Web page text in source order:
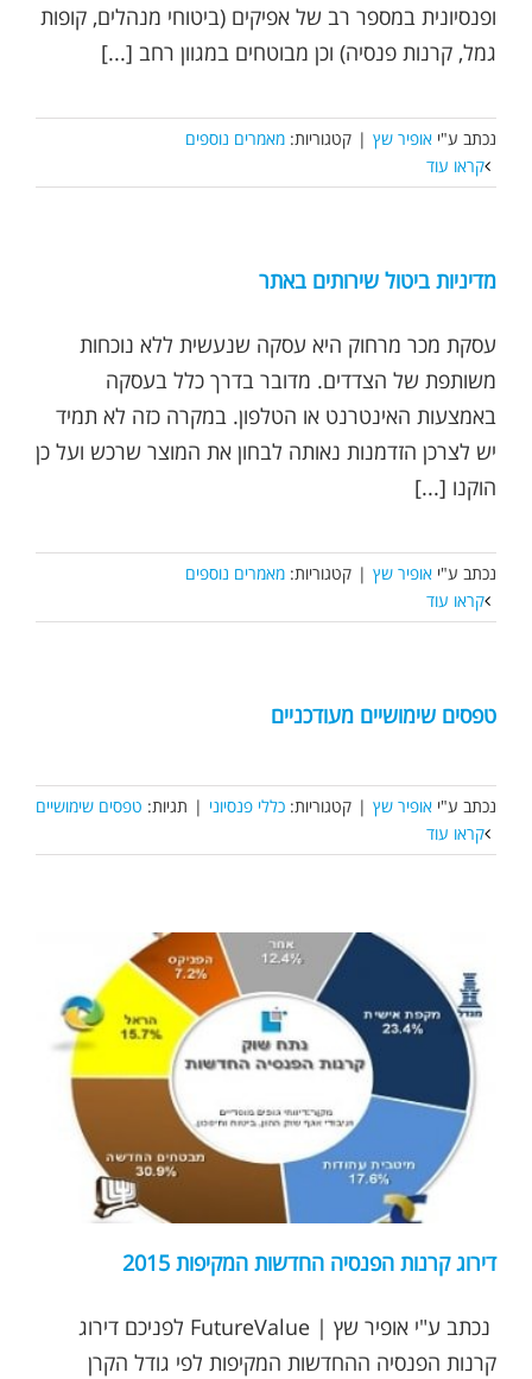
ופנסיונית במספר רב של אפיקים (ביטוחי מנהלים, קופות
גמל, קרנות פנסיה) וכן מבוטחים במגוון רחב [...]
נכתב ע"י אופיר שץ | קטגוריות: מאמרים נוספים
קראו עוד
מדיניות ביטול שירותים באתר
עסקת מכר מרחוק היא עסקה שנעשית ללא נוכחות
משותפת של הצדדים. מדובר בדרך כלל בעסקה
באמצעות האינטרנט או הטלפון. במקרה כזה לא תמיד
יש לצרכן הזדמנות נאותה לבחון את המוצר שרכש ועל כן
הוקנו [...]
נכתב ע"י אופיר שץ | קטגוריות: מאמרים נוספים
קראו עוד
טפסים שימושיים מעודכניים
נכתב ע"י אופיר שץ | קטגוריות: כללי פנסיוני | תגיות: טפסים שימושיים
קראו עוד
דירוג קרנות הפנסיה החדשות המקיפות 2015
נכתב ע"י אופיר שץ | FutureValue לפניכם דירוג
קרנות הפנסיה ההחדשות המקיפות לפי גודל הקרן